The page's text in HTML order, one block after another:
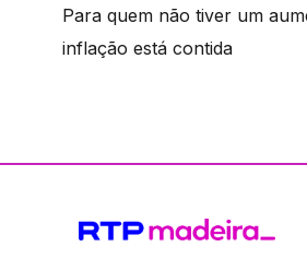
Para quem não tiver um
inflação está contida